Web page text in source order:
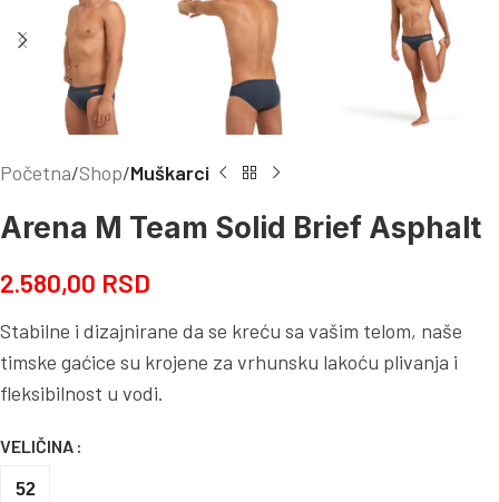
Početna Shop Muškarci
Arena M Team Solid Brief Asphalt
2.580,00 RSD
Stabilne i dizajnirane da se kreću sa vašim telom, naše
timske gaćice su krojene za vrhunsku lakoću plivanja i
fleksibilnost u vodi.
VELIČINA
52